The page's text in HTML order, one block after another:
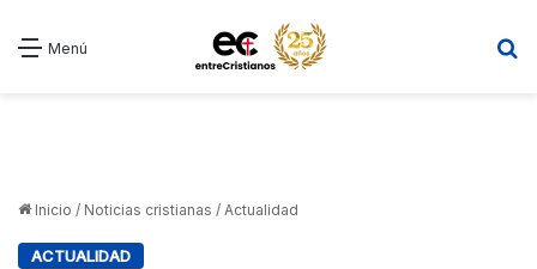
Menú
Inicio / Noticias cristianas / Actualidad
ACTUALIDAD